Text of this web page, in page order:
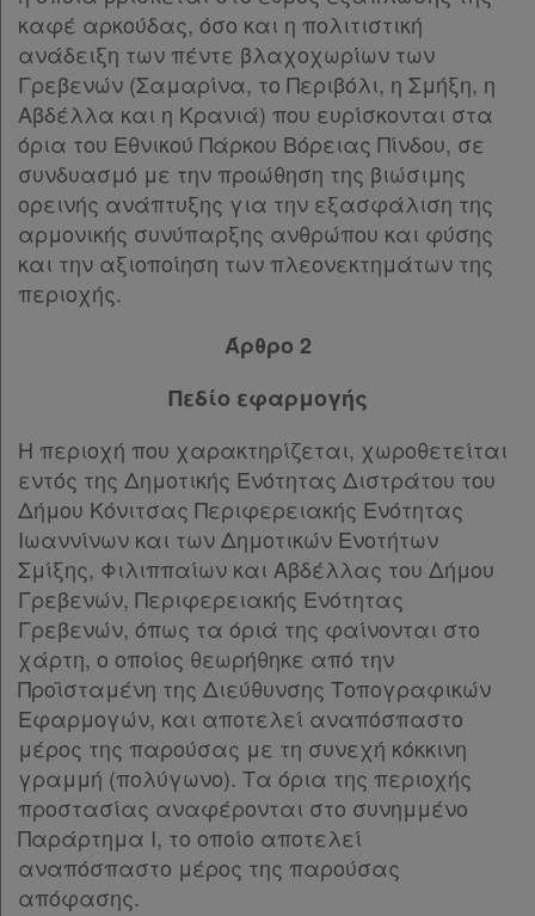
καφέ αρκούδας, όσο και η πολιτιστική
ανάδειξη των πέντε βλαχοχωρίων των
Γρεβενών (Σαμαρίνα, το Περιβόλι, η Σμήξη, η
Αβδέλλα και η Κρανιά) που ευρίσκονται στα
όρια του Εθνικού Πάρκου Βόρειας Πίνδου, σε
συνδυασμό με την προώθηση της βιώσιμης
ορεινής ανάπτυξης για την εξασφάλιση της
αρμονικής συνύπαρξης ανθρώπου και φύσης
και την αξιοποίηση των πλεονεκτημάτων της
περιοχής.
Άρθρο 2
Πεδίο εφαρμογής
Η περιοχή που χαρακτηρίζεται, χωροθετείται
εντός της Δημοτικής Ενότητας Διστράτου του
Δήμου Κόνιτσας Περιφερειακής Ενότητας
Ιωαννίνων και των Δημοτικών Ενοτήτων
Σμίξης, Φιλιππαίων και Αβδέλλας του Δήμου
Γρεβενών, Περιφερειακής Ενότητας
Γρεβενών, όπως τα όριά της φαίνονται στο
χάρτη, ο οποίος θεωρήθηκε από την
Προϊσταμένη της Διεύθυνσης Τοπογραφικών
Εφαρμογών, και αποτελεί αναπόσπαστο
μέρος της παρούσας με τη συνεχή κόκκινη
γραμμή (πολύγωνο). Τα όρια της περιοχής
προστασίας αναφέρονται στο συνημμένο
Παράρτημα Ι, το οποίο αποτελεί
αναπόσπαστο μέρος της παρούσας
απόφασης.